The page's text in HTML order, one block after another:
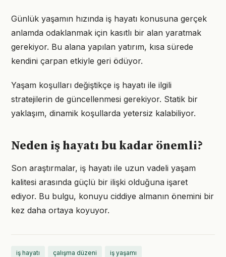
Günlük yaşamın hızında iş hayatı konusuna gerçek
anlamda odaklanmak için kasıtlı bir alan yaratmak
gerekiyor. Bu alana yapılan yatırım, kısa sürede
kendini çarpan etkiyle geri ödüyor.
Yaşam koşulları değiştikçe iş hayatı ile ilgili
stratejilerin de güncellenmesi gerekiyor. Statik bir
yaklaşım, dinamik koşullarda yetersiz kalabiliyor.
Neden iş hayatı bu kadar önemli?
Son araştırmalar, iş hayatı ile uzun vadeli yaşam
kalitesi arasında güçlü bir ilişki olduğuna işaret
ediyor. Bu bulgu, konuyu ciddiye almanın önemini bir
kez daha ortaya koyuyor.
iş hayatı çalışma düzeni iş yaşamı